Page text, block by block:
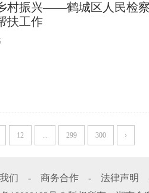
村振兴——鹤城区人民检
扶工作
12 ... 299 300 ›
们 - 商务合作 - 法律声明